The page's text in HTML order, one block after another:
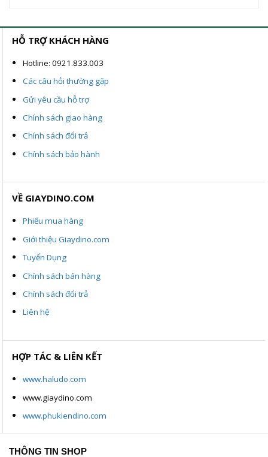
HỖ TRỢ KHÁCH HÀNG
Hotline: 0921.833.003
Các câu hỏi thường gặp
Gửi yêu cầu hỗ trợ
Chính sách giao hàng
Chính sách đổi trả
Chính sách bảo hành
VỀ GIAYDINO.COM
Phiếu mua hàng
Giới thiệu Giaydino.com
Tuyển Dụng
Chính sách bán hàng
Chính sách đổi trả
Liên hệ
HỢP TÁC & LIÊN KẾT
www.haludo.com
www.giaydino.com
www.phukiendino.com
THÔNG TIN SHOP